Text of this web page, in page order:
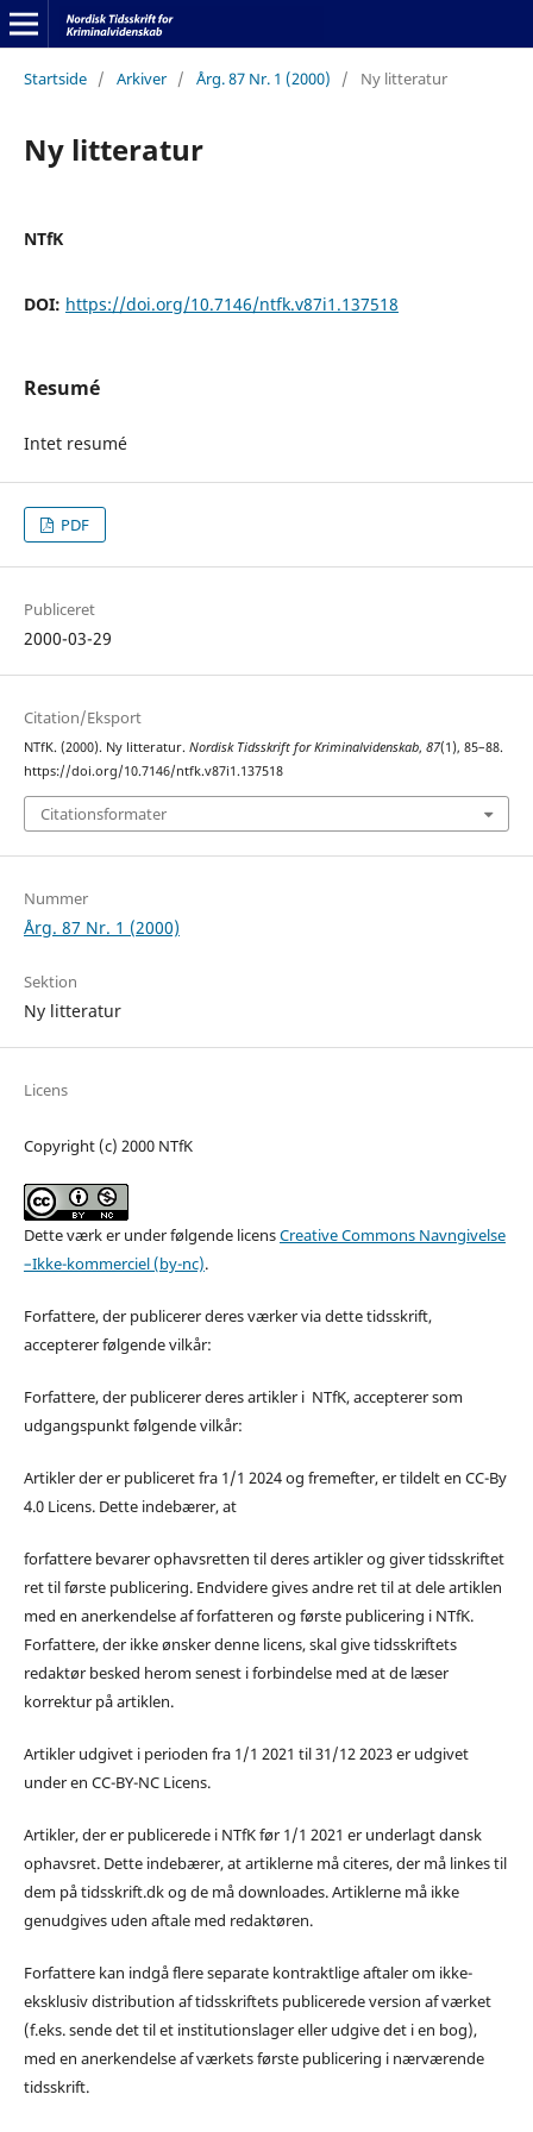
Startside / Arkiver / Årg. 87 Nr. 1 (2000) / Ny litteratur
Ny litteratur
NTfK
DOI: https://doi.org/10.7146/ntfk.v87i1.137518
Resumé
Intet resumé
PDF
Publiceret
2000-03-29
Citation/Eksport
NTfK. (2000). Ny litteratur. Nordisk Tidsskrift for Kriminalvidenskab, 87(1), 85–88.
https://doi.org/10.7146/ntfk.v87i1.137518
Citationsformater
Nummer
Årg. 87 Nr. 1 (2000)
Sektion
Ny litteratur
Licens
Copyright (c) 2000 NTfK
Dette værk er under følgende licensCreative Commons Navngivelse
–Ikke-kommerciel (by-nc).
Forfattere, der publicerer deres værker via dette tidsskrift,
accepterer følgende vilkår:
Forfattere, der publicerer deres artikler i NTfK, accepterer som
udgangspunkt følgende vilkår:
Artikler der er publiceret fra 1/1 2024 og fremefter, er tildelt en CC-By
4.0 Licens. Dette indebærer, at
forfattere bevarer ophavsretten til deres artikler og giver tidsskriftet
ret til første publicering. Endvidere gives andre ret til at dele artiklen
med en anerkendelse af forfatteren og første publicering i NTfK.
Forfattere, der ikke ønsker denne licens, skal give tidsskriftets
redaktør besked herom senest i forbindelse med at de læser
korrektur på artiklen.
Artikler udgivet i perioden fra 1/1 2021 til 31/12 2023 er udgivet
under en CC-BY-NC Licens.
Artikler, der er publicerede i NTfK før 1/1 2021 er underlagt dansk
ophavsret. Dette indebærer, at artiklerne må citeres, der må linkes til
dem på tidsskrift.dk og de må downloades. Artiklerne må ikke
genudgives uden aftale med redaktøren.
Forfattere kan indgå flere separate kontraktlige aftaler om ikke-
eksklusiv distribution af tidsskriftets publicerede version af værket
(f.eks. sende det til et institutionslager eller udgive det i en bog),
med en anerkendelse af værkets første publicering i nærværende
tidsskrift.